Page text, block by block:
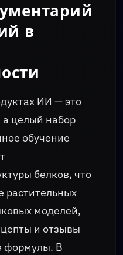
в
ИИ — это
целый набор
обучение
белков, что
растительных
моделей,
и отзывы
формулы. В